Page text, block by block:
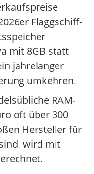
Flaggschiff-
mit 8GB statt
jahrelanger
umkehren.
RAM-
oft über 300
Hersteller für
wird mit